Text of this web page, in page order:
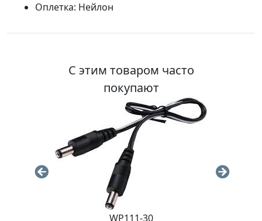
Оплетка: Нейлон
С этим товаром часто
покупают
WP111-30